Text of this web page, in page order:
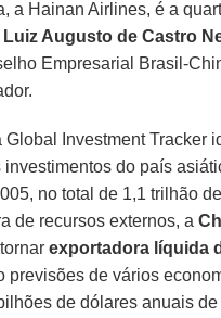
a Hainan Airlines, é a
Luiz Augusto de Castro
Empresarial Brasil-
Global Investment Tracker
investimentos do país
no total de 1,1 trilhão
de recursos externos, a
exportadora líquida
previsões de vários
de dólares anuais